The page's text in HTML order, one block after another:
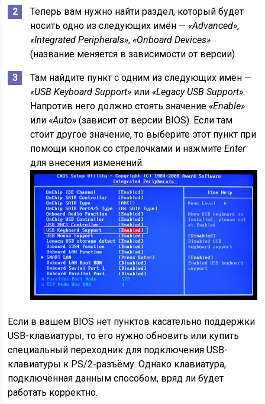
Теперь вам нужно найти раздел, который будет
носить одно из следующих имён —«Advanced»,
«Integrated Peripherals»,«Onboard Devices»
(название меняется в зависимости от версии).
Там найдите пункт с одним из следующих имён —
«USB Keyboard Support» или«Legacy USB Support».
Напротив него должно стоять значение«Enable»
или«Auto» (зависит от версии BIOS). Если там
стоит другое значение, то выберите этот пункт при
помощи кнопок со стрелочками и нажмитеEnter
для внесения изменений.
Если в вашем BIOS нет пунктов касательно поддержки
USB-клавиатуры, то его нужно обновить или купить
специальный переходник для подключения USB-
клавиатуры к PS/2-разъёму. Однако клавиатура,
подключённая данным способом, вряд ли будет
работать корректно.